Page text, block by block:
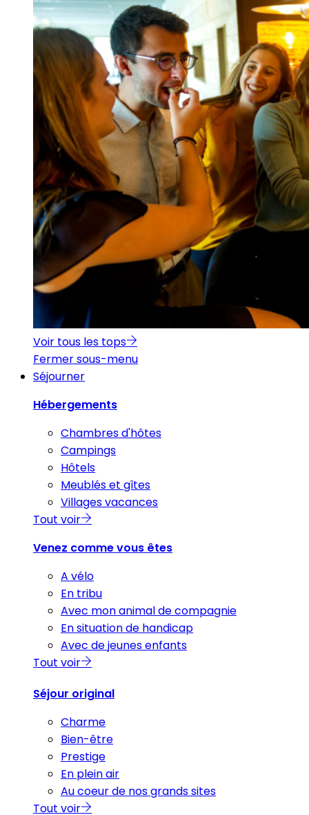
Voir tous les tops
Fermer sous-menu
Séjourner
Hébergements
Chambres d'hôtes
Campings
Hôtels
Meublés et gîtes
Villages vacances
Tout voir
Venez comme vous êtes
A vélo
En tribu
Avec mon animal de compagnie
En situation de handicap
Avec de jeunes enfants
Tout voir
Séjour original
Charme
Bien-être
Prestige
En plein air
Au coeur de nos grands sites
Tout voir